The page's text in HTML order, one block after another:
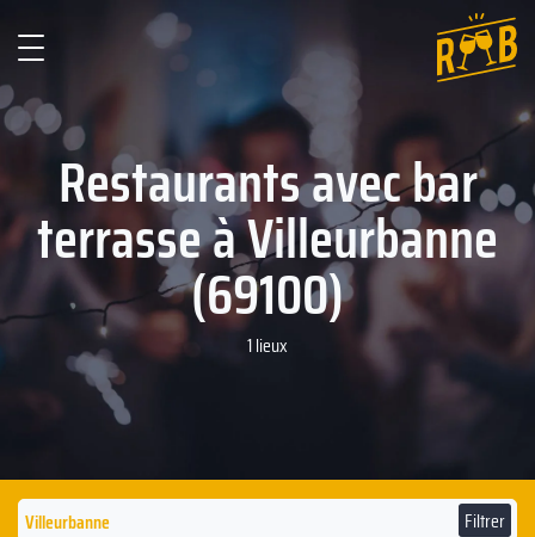
Restaurants avec bar
terrasse à Villeurbanne
(69100)
1 lieux
Filtrer